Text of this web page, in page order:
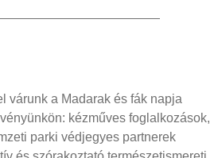
várunk a Madarak és fák napja
kézműves foglalkozások,
parki védjegyes partnerek